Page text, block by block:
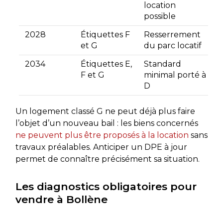
location
possible
2028
Étiquettes F
et G
Resserrement
du parc locatif
2034
Étiquettes E,
F et G
Standard
minimal porté à
D
Un logement classé G ne peut déjà plus faire
l’objet d’un nouveau bail : les biens concernés
ne peuvent plus être proposés à la location sans
travaux préalables. Anticiper un DPE à jour
permet de connaître précisément sa situation.
Les diagnostics obligatoires pour
vendre à Bollène